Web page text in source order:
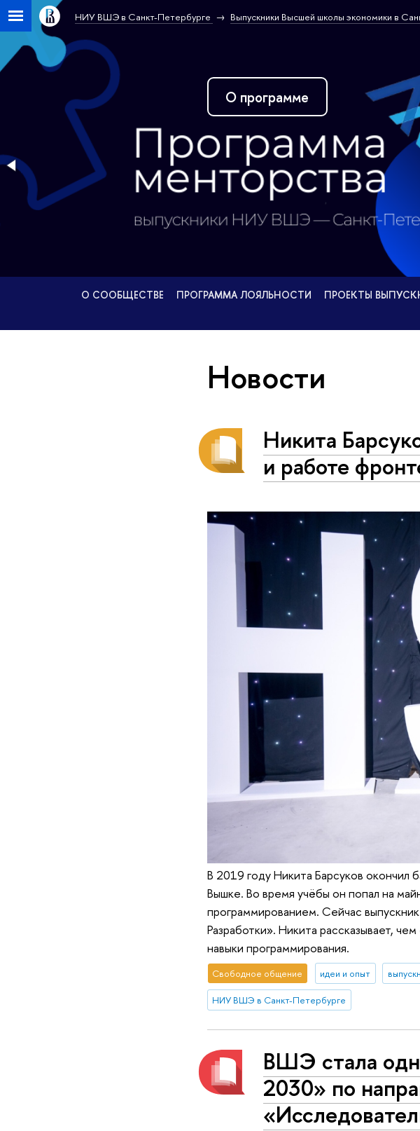
НИУ ВШЭ в Санкт-Петербурге Выпускники Высшей школы экономики в
О проекте
О СООБЩЕСТВЕ ПРОГРАММА ЛОЯЛЬНОСТИ ПРОЕКТЫ
Новости
Никита
и работе
В 2019 году Никита Барсуков окончил
Вышке. Во время учёбы он попал на
программированием. Сейчас
Разработки». Никита рассказывает,
навыки программирования.
Свободное общение идеи и опыт
НИУ ВШЭ в Санкт-Петербурге
ВШЭ стала
2030» по